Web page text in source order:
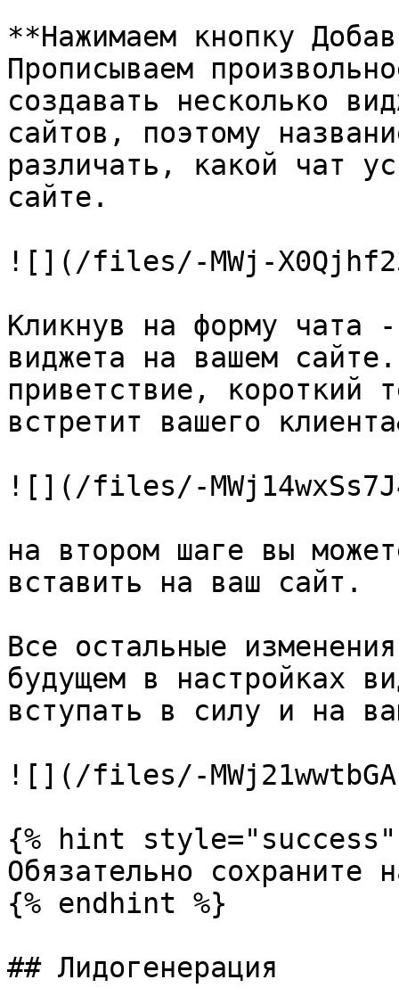
**Нажимаем кнопку
Прописываем
создавать несколько
сайтов, поэтому
различать, какой чат
сайте.
![](/files/-MWj-
Кликнув на форму чата
виджета на вашем
приветствие, короткий
встретит вашего
![](/files/-
на втором шаге вы
вставить на ваш сайт.
Все остальные
будущем в настройках
вступать в силу и на
![](/files/-
{% hint style="success"
Обязательно сохраните
{% endhint %}
## Лидогенерация